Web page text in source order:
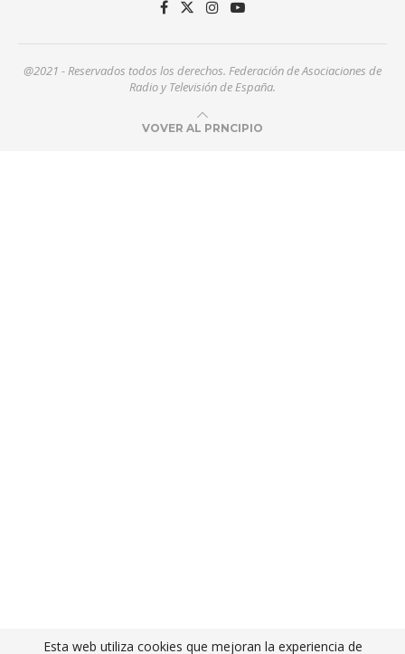
@2021 - Reservados todos los derechos. Federación de Asociaciones de
Radio y Televisión de España.
VOVER AL PRNCIPIO
Esta web utiliza cookies que mejoran la experiencia de